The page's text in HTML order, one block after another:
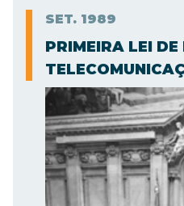
SET. 1989
PRIMEIRA LEI